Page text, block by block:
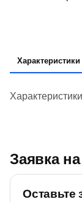
Характеристики
Заявка
Оставьте